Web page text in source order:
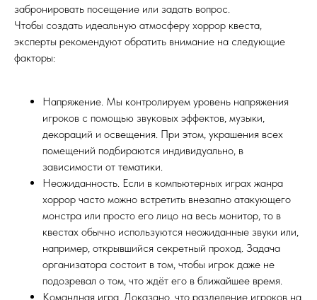
забронировать посещение или задать вопрос.
Чтобы создать идеальную атмосферу хоррор квеста,
эксперты рекомендуют обратить внимание на следующие
факторы:
Напряжение. Мы контролируем уровень напряжения
игроков с помощью звуковых эффектов, музыки,
декораций и освещения. При этом, украшения всех
помещений подбираются индивидуально, в
зависимости от тематики.
Неожиданность. Если в компьютерных играх жанра
хоррор часто можно встретить внезапно атакующего
монстра или просто его лицо на весь монитор, то в
квестах обычно используются неожиданные звуки или,
например, открывшийся секретный проход. Задача
организатора состоит в том, чтобы игрок даже не
подозревал о том, что ждёт его в ближайшее время.
Командная игра. Доказано, что разделение игроков на